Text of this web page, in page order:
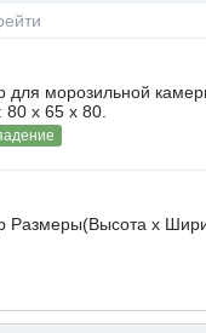
для морозильной
80 x 65 х 80.
Размеры(Высота х